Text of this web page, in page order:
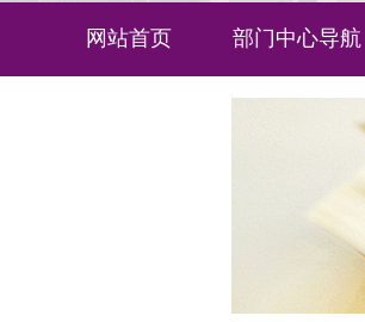
网站首页 部门中心导航